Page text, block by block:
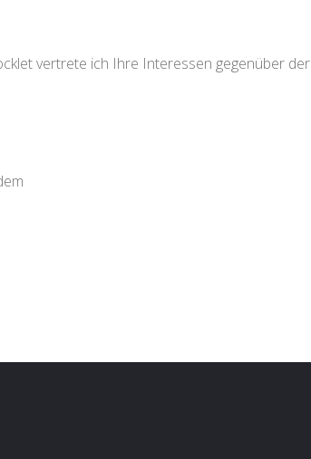
vertrete ich Ihre Interessen gegenüber der